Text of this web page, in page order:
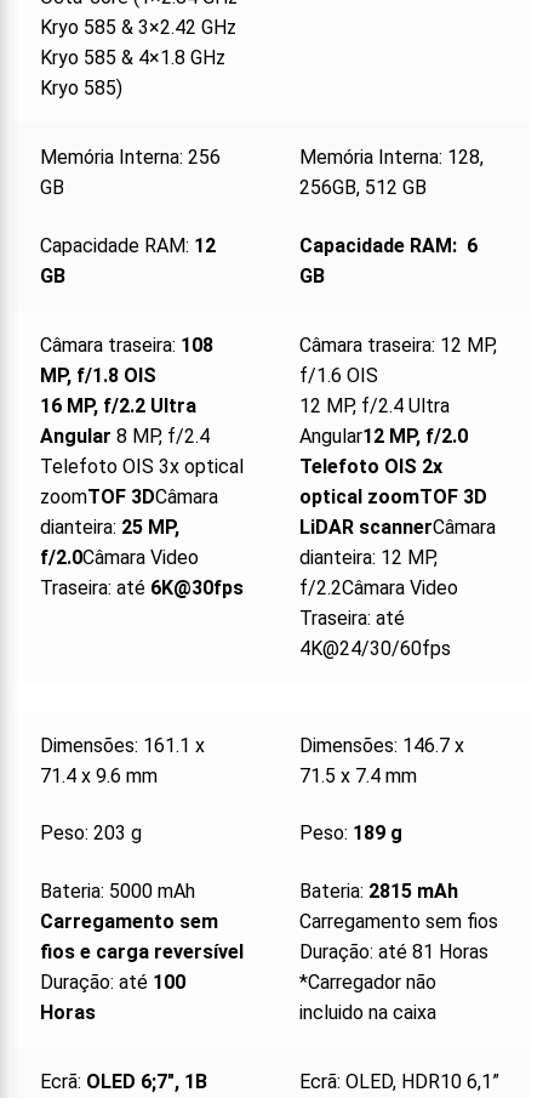
Kryo 585 & 3×2.42 GHz
Kryo 585 & 4×1.8 GHz
Kryo 585)
Memória Interna: 256
GB
Capacidade RAM: 12
GB
Memória Interna: 128,
256GB, 512 GB
Capacidade RAM: 6
GB
Câmara traseira: 108
MP, f/1.8 OIS
16 MP, f/2.2 Ultra
Angular 8 MP, f/2.4
Telefoto OIS 3x optical
zoomTOF 3DCâmara
dianteira: 25 MP,
f/2.0Câmara Video
Traseira: até 6K@30fps
Câmara traseira: 12 MP,
f/1.6 OIS
12 MP, f/2.4 Ultra
Angular12 MP, f/2.0
Telefoto OIS 2x
optical zoomTOF 3D
LiDAR scannerCâmara
dianteira: 12 MP,
f/2.2Câmara Video
Traseira: até
4K@24/30/60fps
Dimensões: 161.1 x
71.4 x 9.6 mm
Peso: 203 g
Bateria: 5000 mAh
Carregamento sem
fios e carga reversível
Duração: até 100
Horas
Dimensões: 146.7 x
71.5 x 7.4 mm
Peso: 189 g
Bateria: 2815 mAh
Carregamento sem fios
Duração: até 81 Horas
*Carregador não
incluido na caixa
Ecrã: OLED 6;7″, 1B
Ecrã: OLED, HDR10 6,1”